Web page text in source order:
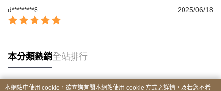
d*********8 2025/06/18
本分類熱銷全站排行
本網站中使用 cookie，欲查詢有關本網站使用 cookie 方式之詳情，及若您不希